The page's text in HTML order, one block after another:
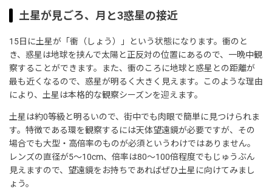
土星が見ごろ、月と3惑星の接近
15日に土星が「衝（しょう）」という状態になります。衝のと
き、惑星は地球を挟んで太陽と正反対の位置にあるので、一晩中観
察することができます。また、衝のころに地球と惑星との距離が
最も近くなるので、惑星が明るく大きく見えます。このような理由
により、土星は本格的な観察シーズンを迎えます。
土星は約0等級と明るいので、街中でも肉眼で簡単に見つけられま
す。特徴である環を観察するには天体望遠鏡が必要ですが、その
場合でも大型・高倍率のものが必須というわけではありません。
レンズの直径が5～10cm、倍率は80～100倍程度でもじゅうぶん
見えますので、望遠鏡をお持ちであればぜひ土星に向けてみまし
ょう。